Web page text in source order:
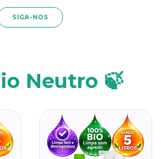
SIGA-NOS
Neutro 🍃